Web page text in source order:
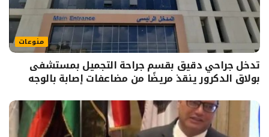
منوعات
تدخل جراحي دقيق بقسم جراحة التجميل بمستشفى
بولاق الدكرور ينقذ مريضًا من مضاعفات إصابة بالوجه